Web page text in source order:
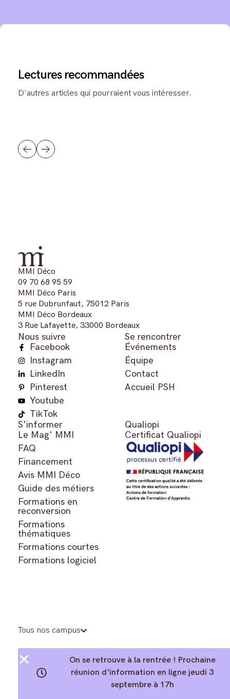
Lectures recommandées
D'autres articles qui pourraient vous intéresser.
MMI Déco
09 70 68 95 59
MMI Déco Paris
5 rue Dubrunfaut, 75012 Paris
MMI Déco Bordeaux
3 Rue Lafayette, 33000 Bordeaux
Nous suivre
Facebook
Instagram
LinkedIn
Pinterest
Youtube
TikTok
Se rencontrer
Événements
Équipe
Contact
Accueil PSH
S'informer
Le Mag' MMI
FAQ
Financement
Avis MMI Déco
Guide des métiers
Formations en
reconversion
Formations
thématiques
Formations courtes
Formations logiciel
Qualiopi
Certificat Qualiopi
Tous nos campus
Mentions légales
On se retrouve à la rentrée ! Prochaine
réunion d'information en ligne jeudi 3
septembre à 17h